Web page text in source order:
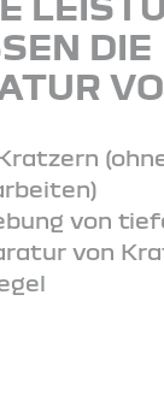
DIE
von
von